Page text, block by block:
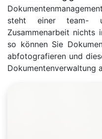
steht einer team-
Zusammenarbeit nichts
so können Sie
abfotografieren und
Dokumentenverwaltung